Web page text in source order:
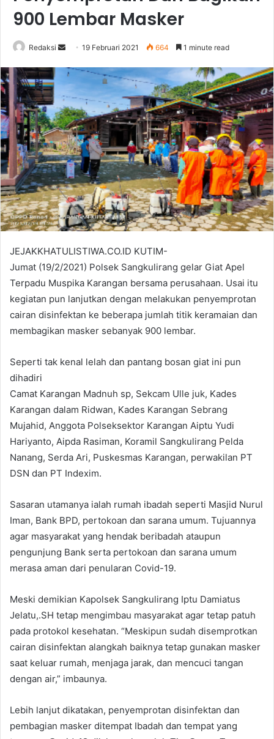
900 Lembar Masker
Redaksi
Send
email
19 Februari 2021 664 1 minute read
JEJAKKHATULISTIWA.CO.ID KUTIM-
Jumat (19/2/2021) Polsek Sangkulirang gelar Giat Apel
Terpadu Muspika Karangan bersama perusahaan. Usai itu
kegiatan pun lanjutkan dengan melakukan penyemprotan
cairan disinfektan ke beberapa jumlah titik keramaian dan
membagikan masker sebanyak 900 lembar.
Seperti tak kenal lelah dan pantang bosan giat ini pun
dihadiri
Camat Karangan Madnuh sp, Sekcam Ulle juk, Kades
Karangan dalam Ridwan, Kades Karangan Sebrang
Mujahid, Anggota Polseksektor Karangan Aiptu Yudi
Hariyanto, Aipda Rasiman, Koramil Sangkulirang Pelda
Nanang, Serda Ari, Puskesmas Karangan, perwakilan PT
DSN dan PT Indexim.
Sasaran utamanya ialah rumah ibadah seperti Masjid Nurul
Iman, Bank BPD, pertokoan dan sarana umum. Tujuannya
agar masyarakat yang hendak beribadah ataupun
pengunjung Bank serta pertokoan dan sarana umum
merasa aman dari penularan Covid-19.
Meski demikian Kapolsek Sangkulirang Iptu Damiatus
Jelatu,.SH tetap mengimbau masyarakat agar tetap patuh
pada protokol kesehatan. “Meskipun sudah disemprotkan
cairan disinfektan alangkah baiknya tetap gunakan masker
saat keluar rumah, menjaga jarak, dan mencuci tangan
dengan air,” imbaunya.
Lebih lanjut dikatakan, penyemprotan disinfektan dan
pembagian masker ditempat Ibadah dan tempat yang